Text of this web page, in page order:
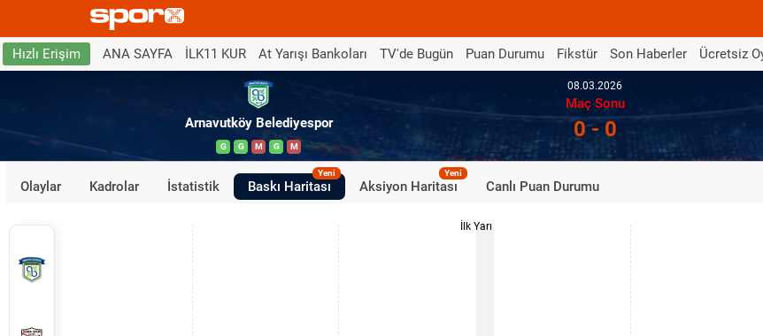
Hızlı Erişim ANA SAYFA İLK11 KUR At Yarışı Bankoları TV'de Bugün Puan Durumu Fikstür Son Haberler Ücretsiz
Arnavutköy Belediyespor
G G M G M
08.03.2026
Maç Sonu
0 - 0
Olaylar Kadrolar İstatistik Baskı Haritası
Yeni
Aksiyon Haritası
Yeni
Canlı Puan Durumu
İlk Yarı